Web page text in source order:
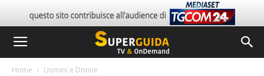
Home Uomini e Donne